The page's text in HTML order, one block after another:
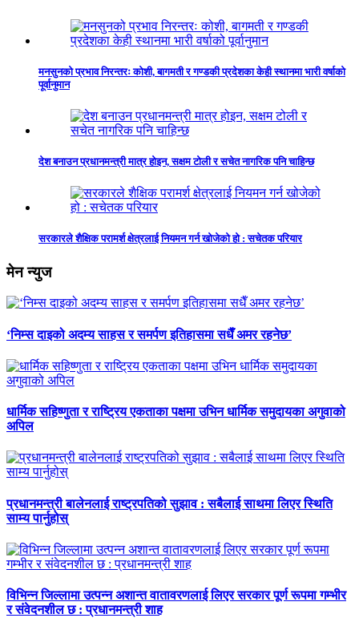
मनसुनको प्रभाव निरन्तरः कोशी, बागमती र गण्डकी प्रदेशका केही स्थानमा भारी वर्षाको
पूर्वानुमान
देश बनाउन प्रधानमन्त्री मात्र होइन, सक्षम टोली र सचेत नागरिक पनि चाहिन्छ
सरकारले शैक्षिक परामर्श क्षेत्रलाई नियमन गर्न खोजेको हो : सचेतक परियार
मेन न्युज
‘निम्स दाइको अदम्य साहस र समर्पण इतिहासमा सधैँ अमर रहनेछ’
धार्मिक सहिष्णुता र राष्ट्रिय एकताका पक्षमा उभिन धार्मिक समुदायका अगुवाको
अपिल
प्रधानमन्त्री बालेनलाई राष्ट्रपतिको सुझाव : सबैलाई साथमा लिएर स्थिति
साम्य पार्नुहोस्
विभिन्न जिल्लामा उत्पन्न अशान्त वातावरणलाई लिएर सरकार पूर्ण रूपमा गम्भीर
र संवेदनशील छ : प्रधानमन्त्री शाह